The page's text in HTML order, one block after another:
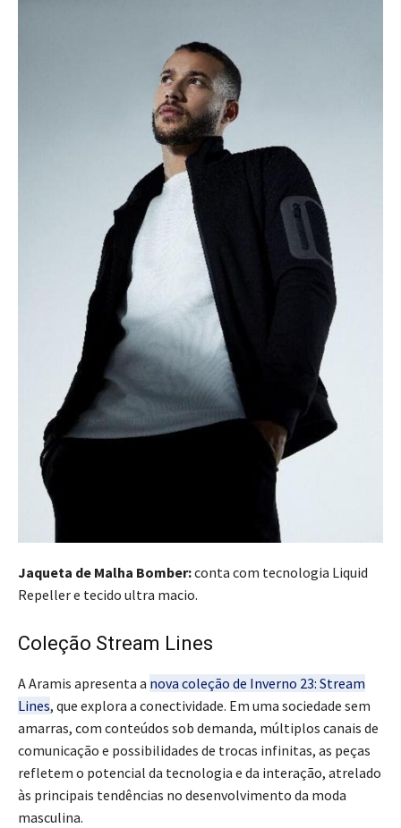
Jaqueta de Malha Bomber:conta com tecnologia Liquid
Repeller e tecido ultra macio.
Coleção Stream Lines
A Aramis apresenta a nova coleção de Inverno 23: Stream
Lines, que explora a conectividade. Em uma sociedade sem
amarras, com conteúdos sob demanda, múltiplos canais de
comunicação e possibilidades de trocas infinitas, as peças
refletem o potencial da tecnologia e da interação, atrelado
às principais tendências no desenvolvimento da moda
masculina.